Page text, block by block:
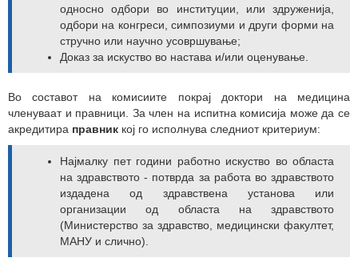
односно одбори во институции, или здруженија,
одбори на конгреси, симпозиуми и други форми на
стручно или научно усовршување;
Доказ за искуство во настава и/или оценување.
Во составот на комисиите покрај доктори на медицина
членуваат и правници. За член на испитна комисија може да се
акредитира правник кој го исполнува следниот критериум:
Најмалку пет години работно искуство во областа
на здравството - потврда за работа во здравството
издадена од здравствена установа или
организации од областа на здравството
(Министерство за здравство, медицински факултет,
МАНУ и слично).